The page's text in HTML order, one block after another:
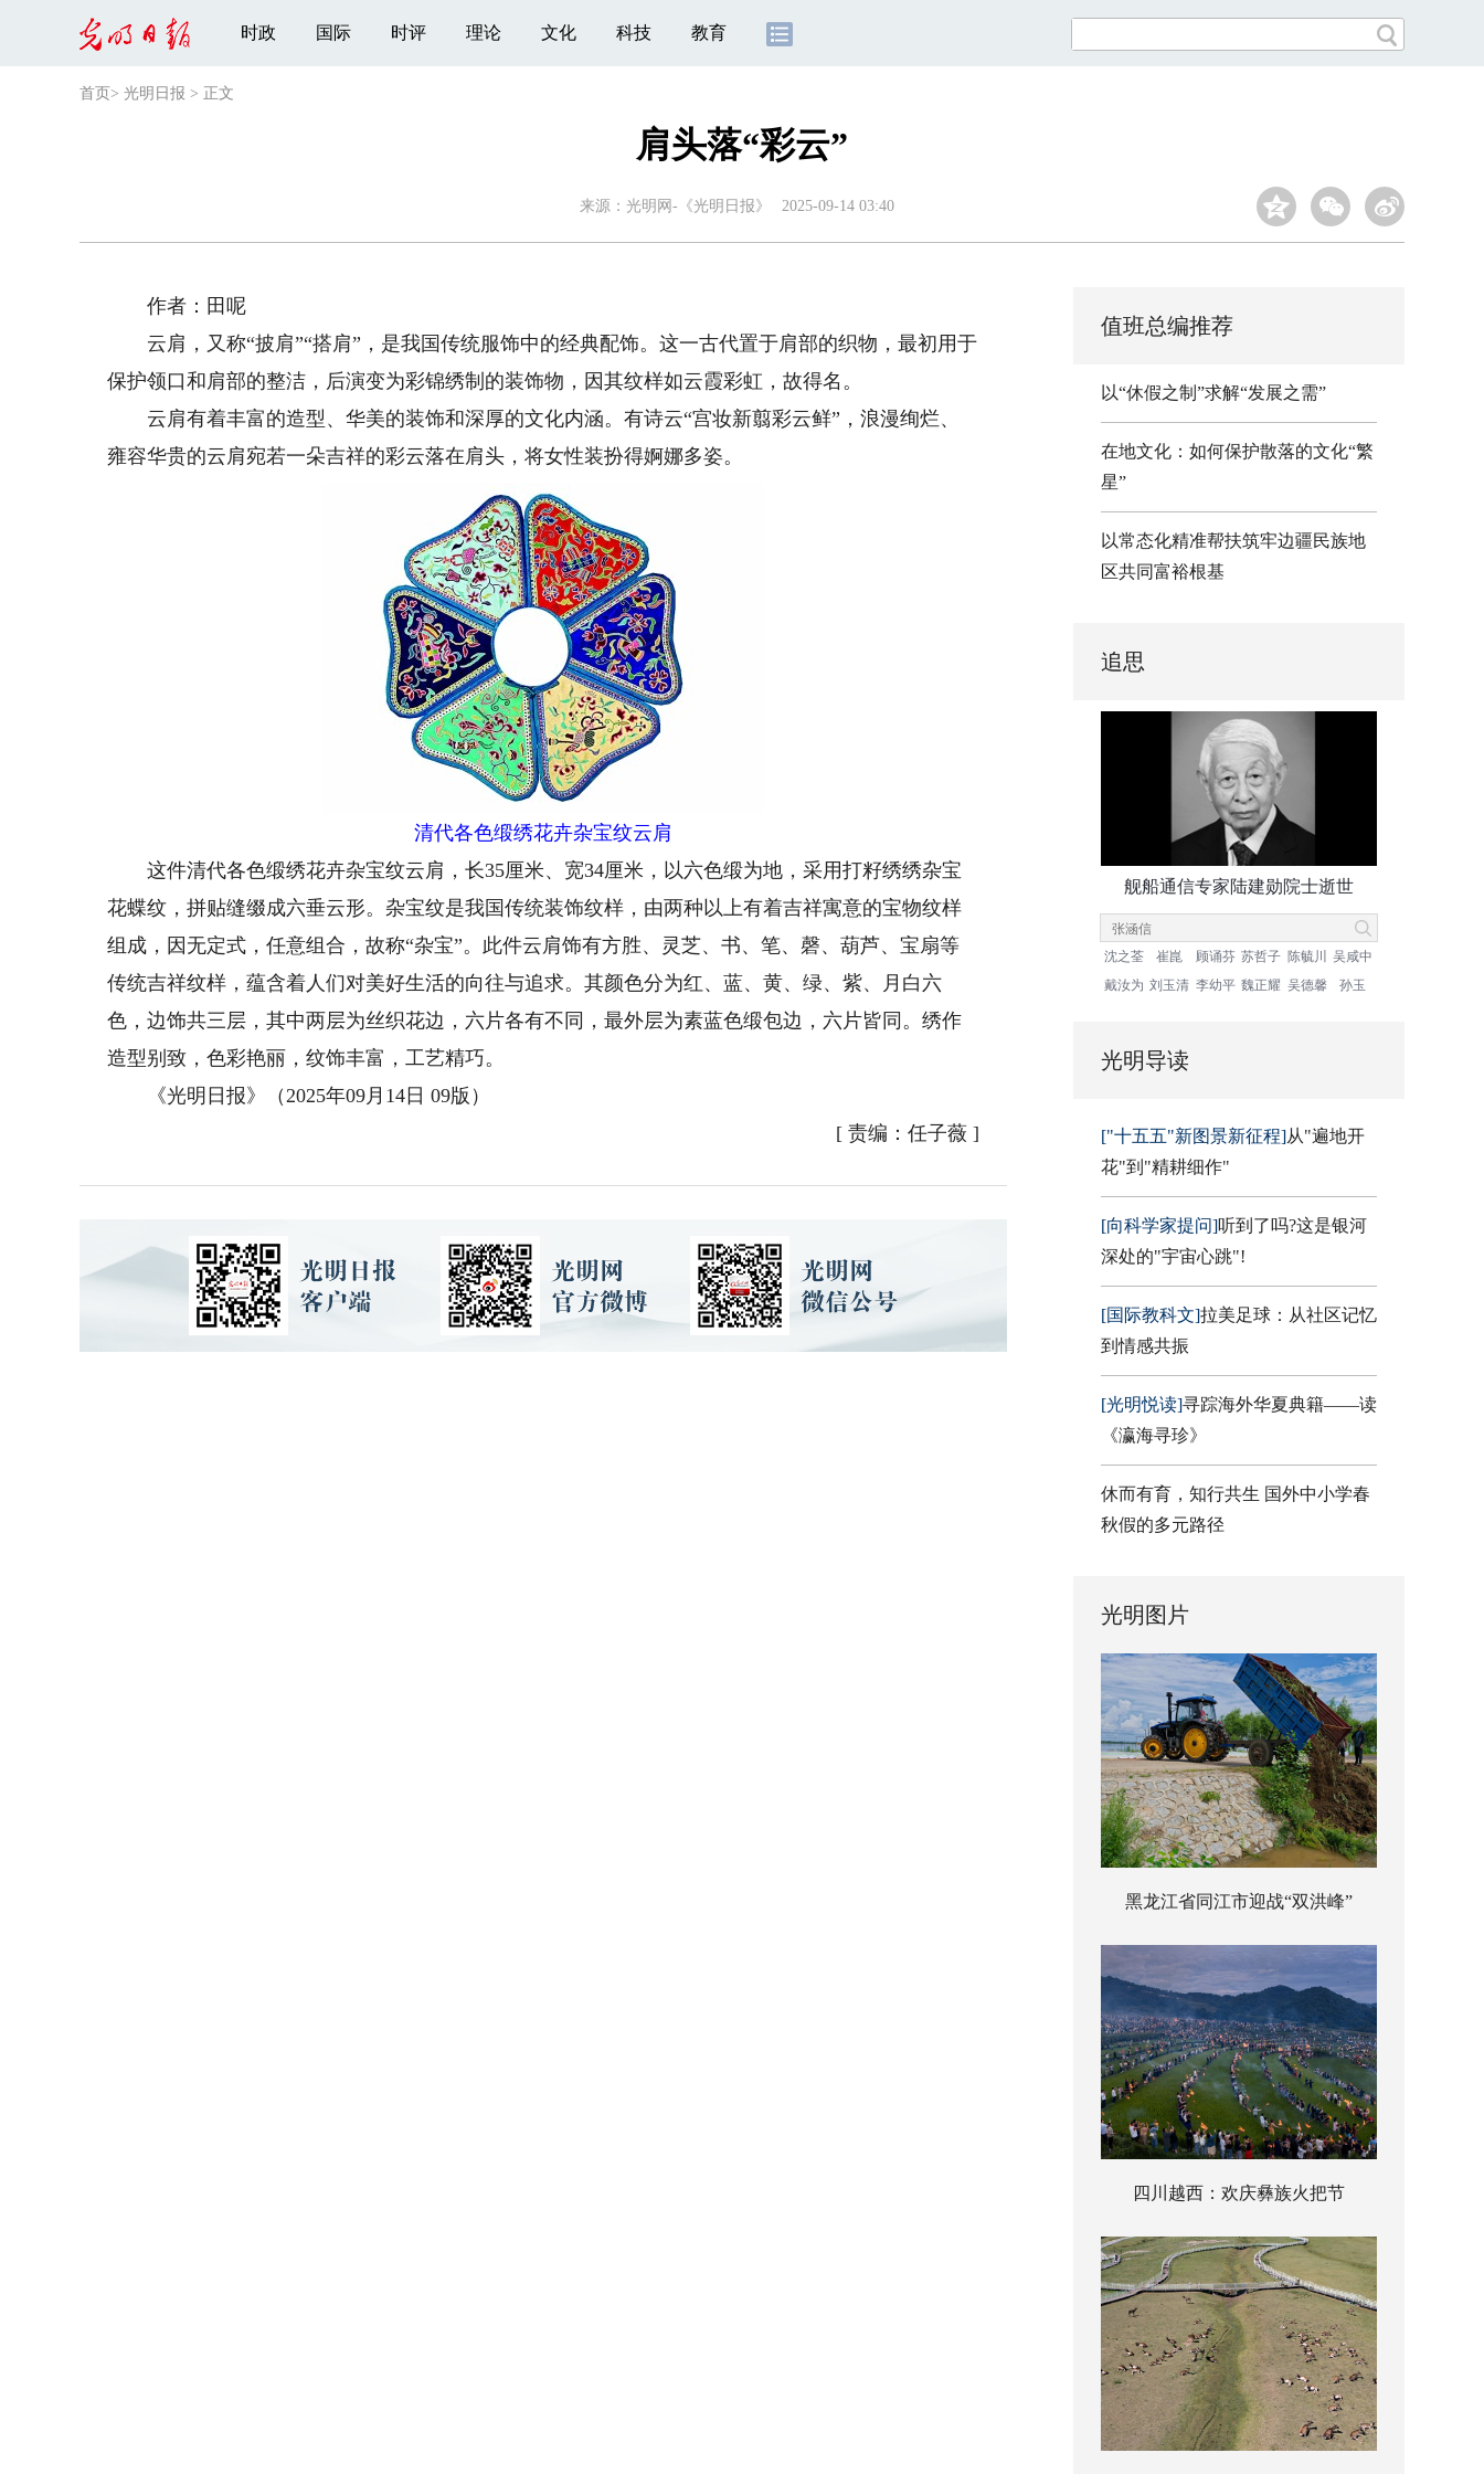
时政 国际 时评 理论 文化 科技 教育
首页 > 光明日报 > 正文
肩头落“彩云”
来源： 光明网-《光明日报》 2025-09-14 03:40
作者：田呢
云肩，又称“披肩”“搭肩”，是我国传统服饰中的经典配饰。这一古代置于肩部的织物，最初用于
保护领口和肩部的整洁，后演变为彩锦绣制的装饰物，因其纹样如云霞彩虹，故得名。
云肩有着丰富的造型、华美的装饰和深厚的文化内涵。有诗云“宫妆新翦彩云鲜”，浪漫绚烂、
雍容华贵的云肩宛若一朵吉祥的彩云落在肩头，将女性装扮得婀娜多姿。
清代各色缎绣花卉杂宝纹云肩
这件清代各色缎绣花卉杂宝纹云肩，长35厘米、宽34厘米，以六色缎为地，采用打籽绣绣杂宝
花蝶纹，拼贴缝缀成六垂云形。杂宝纹是我国传统装饰纹样，由两种以上有着吉祥寓意的宝物纹样
组成，因无定式，任意组合，故称“杂宝”。此件云肩饰有方胜、灵芝、书、笔、磬、葫芦、宝扇等
传统吉祥纹样，蕴含着人们对美好生活的向往与追求。其颜色分为红、蓝、黄、绿、紫、月白六
色，边饰共三层，其中两层为丝织花边，六片各有不同，最外层为素蓝色缎包边，六片皆同。绣作
造型别致，色彩艳丽，纹饰丰富，工艺精巧。
《光明日报》（2025年09月14日 09版）
[ 责编：任子薇]
值班总编推荐
以“休假之制”求解“发展之需”
在地文化：如何保护散落的文化“繁
星”
以常态化精准帮扶筑牢边疆民族地
区共同富裕根基
追思
舰船通信专家陆建勋院士逝世
沈之荃 崔崑 顾诵芬 苏哲子 陈毓川
吴咸中
戴汝为 刘玉清 李幼平 魏正耀 吴德馨 孙玉
光明导读
["十五五"新图景新征程]从"遍地开
花"到"精耕细作"
[向科学家提问]听到了吗?这是银河
深处的"宇宙心跳"!
[国际教科文]拉美足球：从社区记忆
到情感共振
[光明悦读]寻踪海外华夏典籍——读
《瀛海寻珍》
休而有育，知行共生 国外中小学春
秋假的多元路径
光明图片
黑龙江省同江市迎战“双洪峰”
四川越西：欢庆彝族火把节